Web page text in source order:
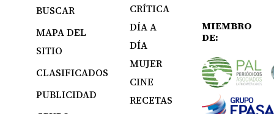
BUSCAR
MAPA DEL
SITIO
CLASIFICADOS
PUBLICIDAD
CRÍTICA
DÍA A
DÍA
MUJER
CINE
RECETAS
MIEMBRO
DE: